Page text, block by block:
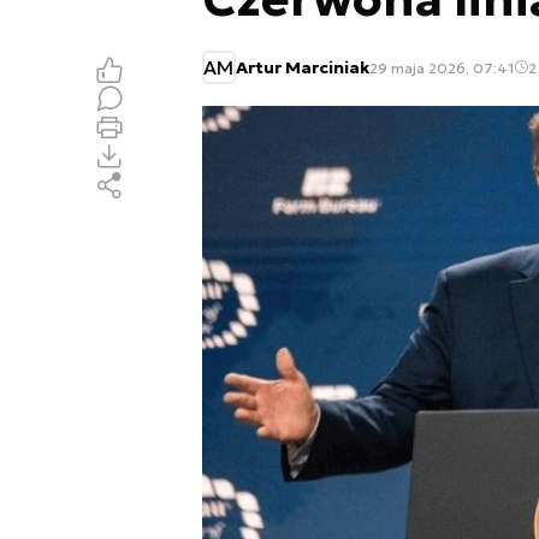
AMArtur Marciniak29 maja 2026, 07:41 2